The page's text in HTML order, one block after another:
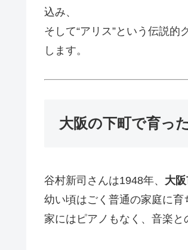
込み、
そして“アリス”という伝説
します。
大阪の下町で育っ
谷村新司さんは1948年、 大
幼い頃はごく普通の家庭に育
家にはピアノもなく、音楽と